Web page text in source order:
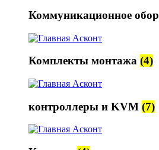
Коммуникационное
Комплекты монтажа (4)
контроллеры и KVM (7)